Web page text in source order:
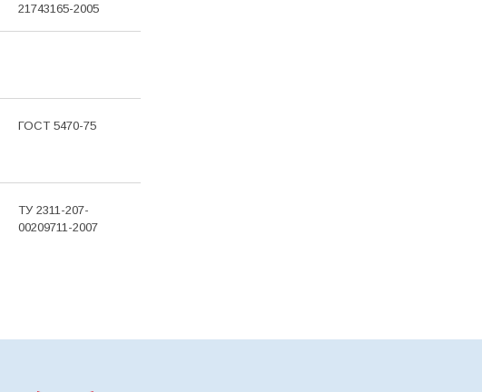
21743165-2005
ГОСТ 5470-75
ТУ 2311-207-
00209711-2007